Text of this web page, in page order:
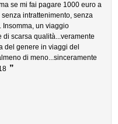
se mi fai pagare 1000 euro a
intrattenimento, senza
Insomma, un viaggio
scarsa qualità...veramente
del genere in viaggi del
di meno...sinceramente
”